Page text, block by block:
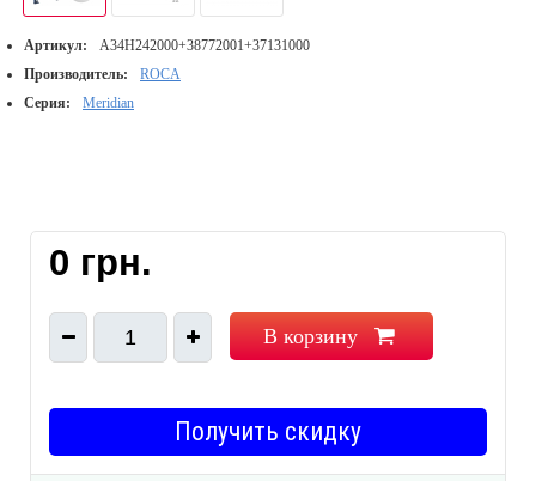
Артикул:
A34H242000+38772001+37131000
Производитель:
ROCA
Серия:
Meridian
0 грн.
1 В корзину
Получить скидку